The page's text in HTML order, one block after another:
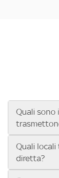
Quali sono
Se cerchi un
vedere le
UEFA
Quali
diretta?